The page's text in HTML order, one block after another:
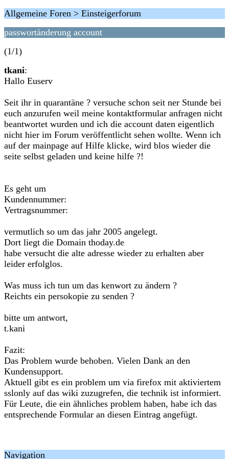
Allgemeine Foren > Einsteigerforum
passwortänderung account
(1/1)
tkani:
Hallo Euserv
Seit ihr in quarantäne ? versuche schon seit ner Stunde bei
euch anzurufen weil meine kontaktformular anfragen nicht
beantwortet wurden und ich die account daten eigentlich
nicht hier im Forum veröffentlicht sehen wollte. Wenn ich
auf der mainpage auf Hilfe klicke, wird blos wieder die
seite selbst geladen und keine hilfe ?!
Es geht um
Kundennummer:
Vertragsnummer:
vermutlich so um das jahr 2005 angelegt.
Dort liegt die Domain thoday.de
habe versucht die alte adresse wieder zu erhalten aber
leider erfolglos.
Was muss ich tun um das kenwort zu ändern ?
Reichts ein persokopie zu senden ?
bitte um antwort,
t.kani
Fazit:
Das Problem wurde behoben. Vielen Dank an den
Kundensupport.
Aktuell gibt es ein problem um via firefox mit aktiviertem
sslonly auf das wiki zuzugrefen, die technik ist informiert.
Für Leute, die ein ähnliches problem haben, habe ich das
entsprechende Formular an diesen Eintrag angefügt.
Navigation